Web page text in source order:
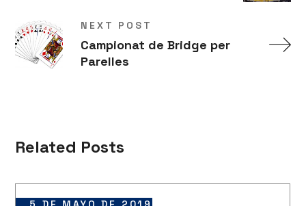
NEXT POST
Campionat de Bridge per
Parelles
Related Posts